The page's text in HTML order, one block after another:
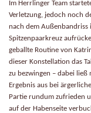
Im Herrlinger Team
Verletzung, jedoch noch
nach dem Außenbandriss
Spitzenpaarkreuz
geballte Routine von
dieser Konstellation das
zu bezwingen – dabei ließ
Ergebnis aus bei
Partie rundum zufrieden
auf der Habenseite